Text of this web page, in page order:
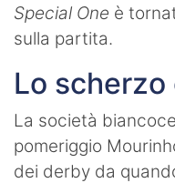
Special One è
sulla partita.
Lo
La società
pomeriggio
dei derby da